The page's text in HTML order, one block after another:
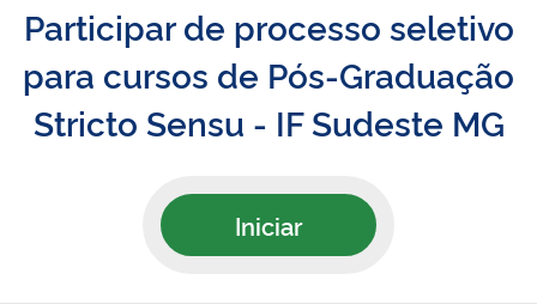
Participar de processo seletivo
para cursos de Pós-Graduação
Stricto Sensu - IF Sudeste MG
Iniciar